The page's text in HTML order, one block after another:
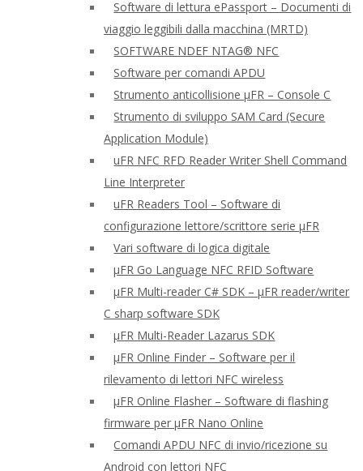
Software di lettura ePassport – Documenti di
viaggio leggibili dalla macchina (MRTD)
SOFTWARE NDEF NTAG® NFC
Software per comandi APDU
Strumento anticollisione μFR – Console C
Strumento di sviluppo SAM Card (Secure
Application Module)
uFR NFC RFD Reader Writer Shell Command
Line Interpreter
uFR Readers Tool – Software di
configurazione lettore/scrittore serie μFR
Vari software di logica digitale
μFR Go Language NFC RFID Software
μFR Multi-reader C# SDK – μFR reader/writer
C sharp software SDK
μFR Multi-Reader Lazarus SDK
μFR Online Finder – Software per il
rilevamento di lettori NFC wireless
μFR Online Flasher – Software di flashing
firmware per μFR Nano Online
Comandi APDU NFC di invio/ricezione su
Android con lettori NFC